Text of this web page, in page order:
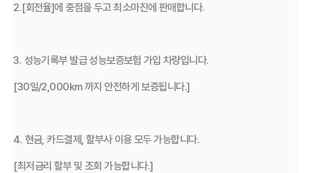
2.[회전율]에 중점을 두고 최소마진에 판매합니다.
3. 성능기록부 발급 성능보증보험 가입 차량입니다.
[30일/2,000km 까지 안전하게 보증됩니다.]
4. 현금, 카드결제, 할부사 이용 모두 가능합니다.
[최저금리 할부 및 조회 가능합니다.]